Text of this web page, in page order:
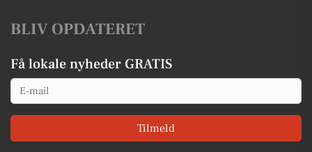
BLIV OPDATERET
Få lokale nyheder GRATIS
Email
Tilmeld